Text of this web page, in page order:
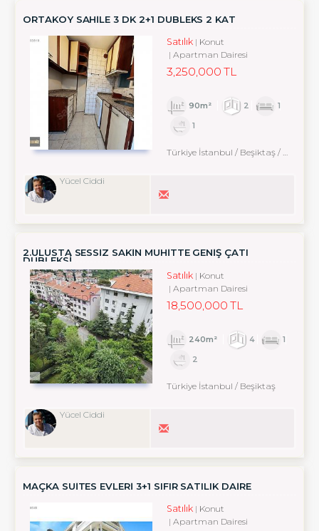
ORTAKÖY SAHİLE 3 DK 2+1 DUBLEKS 2 KAT
Satılık
Konut
Apartman Dairesi
3,250,000 TL
90m² 2
1
1
Türkiye İstanbul / Beşiktaş/ Ortaköy
Yücel Ciddi
2.ULUSTA SESSİZ SAKİN MUHİTTE GENİŞ ÇATI
DUBLEKSİ
Satılık
Konut
Apartman Dairesi
18,500,000 TL
240m² 4
1
2
Türkiye İstanbul / Beşiktaş
Yücel Ciddi
MAÇKA SUİTES EVLERI 3+1 SIFIR SATILIK DAİRE
Satılık
Konut
Apartman Dairesi